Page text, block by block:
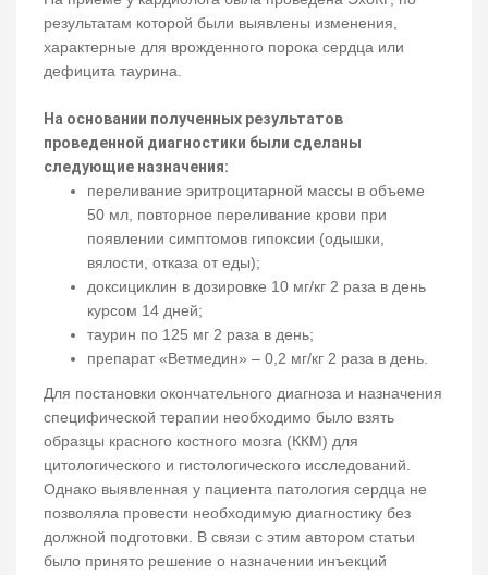
результатам которой были выявлены изменения,
характерные для врожденного порока сердца или
дефицита таурина.
На основании полученных результатов
проведенной диагностики были сделаны
следующие назначения:
переливание эритроцитарной массы в объеме
50 мл, повторное переливание крови при
появлении симптомов гипоксии (одышки,
вялости, отказа от еды);
доксициклин в дозировке 10 мг/кг 2 раза в день
курсом 14 дней;
таурин по 125 мг 2 раза в день;
препарат «Ветмедин» – 0,2 мг/кг 2 раза в день.
Для постановки окончательного диагноза и назначения
специфической терапии необходимо было взять
образцы красного костного мозга (ККМ) для
цитологического и гистологического исследований.
Однако выявленная у пациента патология сердца не
позволяла провести необходимую диагностику без
должной подготовки. В связи с этим автором статьи
было принято решение о назначении инъекций